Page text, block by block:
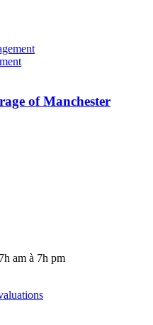
of Manchester
am à 7h pm